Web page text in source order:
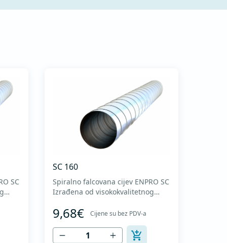
SC
sa
SC 160
Spiralno falcovana cijev ENPRO SC
Izrađena od visokokvalitetnog
za hladno oblikovanje. U skladu sa
standardima MEST EN 1506 I
MEST EN 12237.
9,68€ Cijene su bez PDV-a